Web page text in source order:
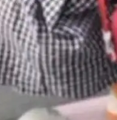
算力网关
成本治
清、管
从现在开
二十多
的共同
员，Se
Oriol Vin
次补
杭州无
一位全
划步
一行
· GitHu
/ Linu
/ Linu
在软件工
主要载
数百万
的上下
历史的
北京一